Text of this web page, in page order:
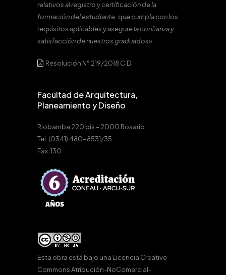
relativos al registro y certificación de la
formación del estudiante, que cumpla con los
requisitos aplicables y asegure la confianza y
satisfacción de nuestros graduados».
Resolución N° 219/2018 C.D.
Facultad de Arquitectura,
Planeamiento y Diseño
Riobamba 220 bis – 2000 Rosario
Tel: (0341) 480-8531/35
Fax: 130
Esta obra está bajo una Licencia Creative
Commons Atribución-NoComercial-